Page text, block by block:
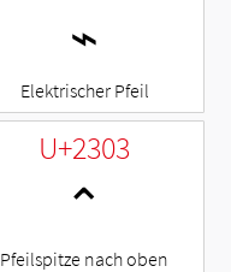
⌁
Elektrischer Pfeil
U+2303
⌃
Pfeilspitze nach oben